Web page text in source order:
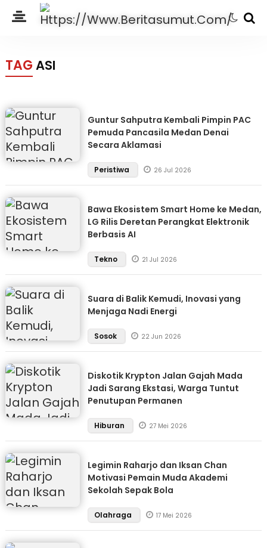
TAG ASI
Guntur Sahputra Kembali Pimpin PAC
Pemuda Pancasila Medan Denai
Secara Aklamasi
Peristiwa 26 Jul 2026
Bawa Ekosistem Smart Home ke Medan,
LG Rilis Deretan Perangkat Elektronik
Berbasis AI
Tekno 21 Jul 2026
Suara di Balik Kemudi, Inovasi yang
Menjaga Nadi Energi
Sosok 22 Jun 2026
Diskotik Krypton Jalan Gajah Mada
Jadi Sarang Ekstasi, Warga Tuntut
Penutupan Permanen
Hiburan 27 Mei 2026
Legimin Raharjo dan Iksan Chan
Motivasi Pemain Muda Akademi
Sekolah Sepak Bola
Olahraga 17 Mei 2026